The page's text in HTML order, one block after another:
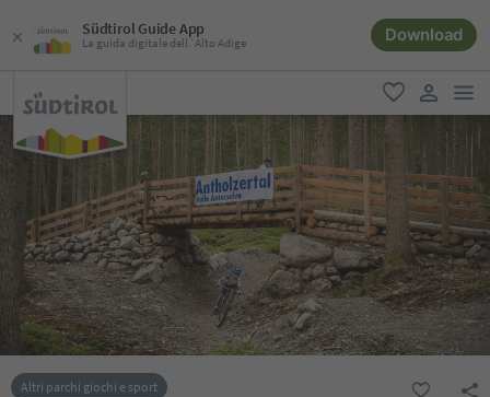
Südtirol Guide App
La guida digitale dell´Alto Adige Download
favoriti
user link
Altri parchi giochi e sport